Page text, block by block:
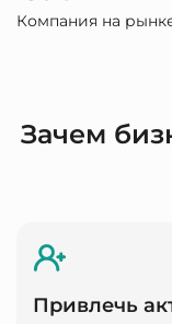
Компания на
Зачем
Привлечь